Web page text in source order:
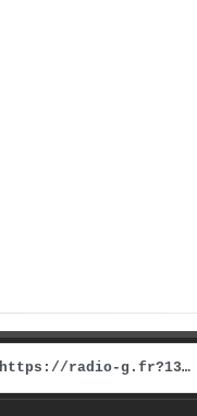
https://radio-g.fr?13306